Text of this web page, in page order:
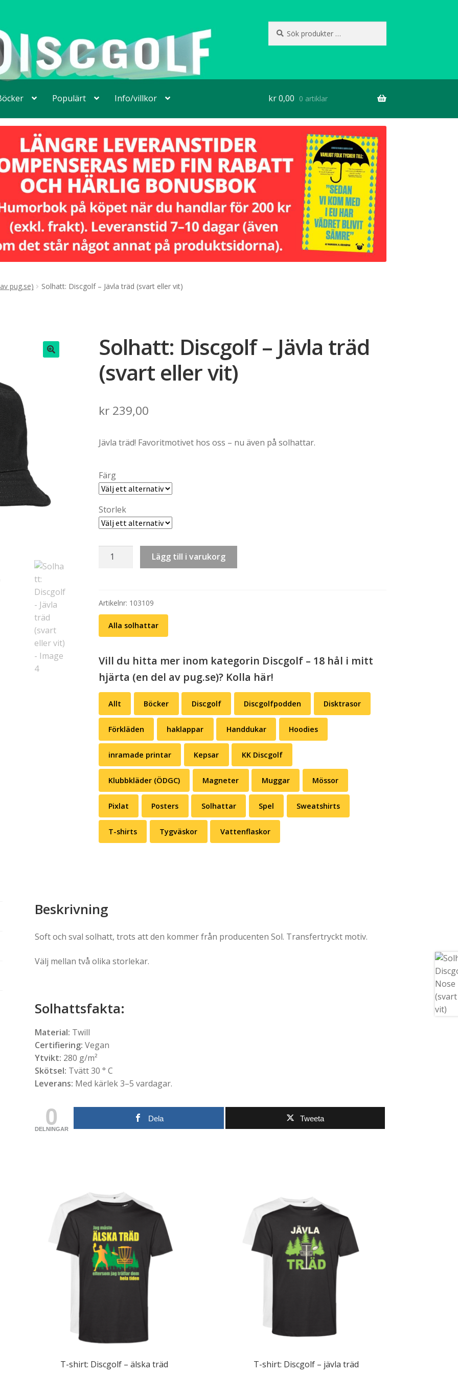
efter:
Populärt Info/villkor kr0,00 0 artiklar
pug.se) Solhatt: Discgolf – Jävla träd (svart eller vit)
Solhatt: Discgolf – Jävla träd
(svart eller vit)
kr239,00
Jävla träd! Favoritmotivet hos oss – nu även på solhattar.
Färg
Storlek
Solhatt:
träd
(svart
eller
vit)
Lägg till i varukorg
Artikelnr: 103109
Alla solhattar
Vill du hitta mer inom kategorin Discgolf – 18 hål i mitt
hjärta (en del av pug.se)? Kolla här!
Allt Böcker Discgolf Discgolfpodden Disktrasor
Förkläden haklappar Handdukar Hoodies
inramade printar Kepsar KK Discgolf
Klubbkläder (ÖDGC) Magneter Muggar Mössor
Pixlat Posters Solhattar Spel Sweatshirts
T-shirts Tygväskor Vattenflaskor
Beskrivning
Soft och sval solhatt, trots att den kommer från producenten Sol. Transfertryckt motiv.
Välj mellan två olika storlekar.
Solhattsfakta:
Material: Twill
Certifiering: Vegan
Ytvikt: 280 g/m²
Skötsel: Tvätt 30 ° C
Leverans: Med kärlek 3–5 vardagar.
0
DELNINGAR
Dela Tweeta
T-shirt: Discgolf – älska träd T-shirt: Discgolf – jävla träd